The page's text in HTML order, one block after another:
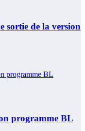
sortie de la version
programme BL